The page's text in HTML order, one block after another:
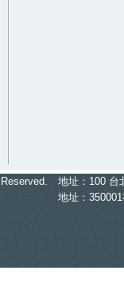
地址：100 台
地址：350001